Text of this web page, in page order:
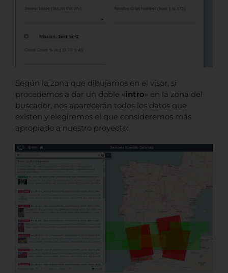
Según la zona que dibujamos en el visor, si
procedemos a dar un doble «intro» en la zona del
buscador, nos aparecerán todos los datos que
existen y elegiremos el que consideremos más
apropiado a nuestro proyecto: